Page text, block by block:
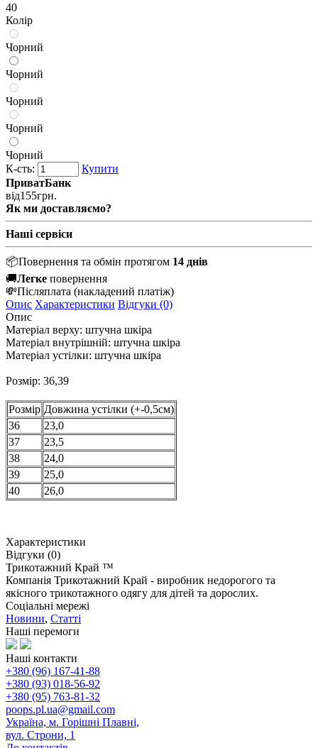
40
Колір
Чорний
Чорний
Чорний
Чорний
Чорний
К-сть:
Купити
ПриватБанк
від155грн.
Як ми доставляємо?
Наші сервіси
📦Повернення та обмін протягом 14 днів
🚚Легке повернення
💸Післяплата (накладений платіж)
Опис Характеристики Відгуки (0)
Опис
Матеріал верху: штучна шкіра
Матеріал внутрішній: штучна шкіра
Матеріал устілки: штучна шкіра
Розмір: 36,39
Розмір Довжина устілки (+-0,5см)
36
23,0
37
23,5
38
24,0
39
25,0
40
26,0
Характеристики
Відгуки (0)
Трикотажний Край ™
Компанія Трикотажний Край - виробник недорогого та
якісного трикотажного одягу для дітей та дорослих.
Соціальні мережі
Новини, Статті
Наші перемоги
Наші контакти
+380 (96) 167-41-88
+380 (93) 018-56-92
+380 (95) 763-81-32
poops.pl.ua@gmail.com
Україна, м. Горішні Плавні,
вул. Строни, 1